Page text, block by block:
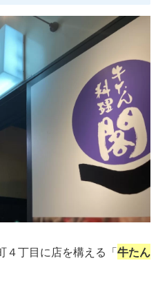
４丁目に店を構える「牛たん